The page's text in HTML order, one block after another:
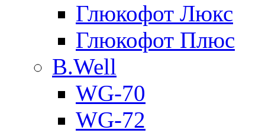
Глюкофот Люкс
Глюкофот Плюс
B.Well
WG-70
WG-72